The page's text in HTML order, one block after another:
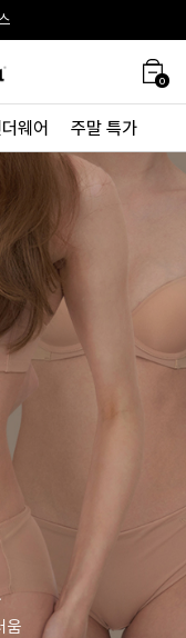
+ 사은품 증정
0
웨어 주말 특가
움